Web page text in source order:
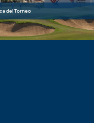
del Torneo